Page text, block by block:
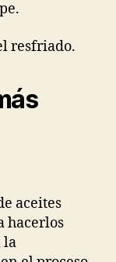
resfriado.
aceites
hacerlos
la